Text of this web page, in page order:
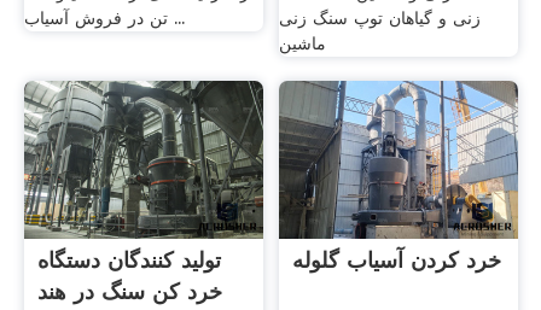
تن در فروش آسیاب ...
زنی و گیاهان توپ سنگ زنی
ماشین
تولید کنندگان دستگاه
خرد کن سنگ در هند
خرد کردن آسیاب گلوله